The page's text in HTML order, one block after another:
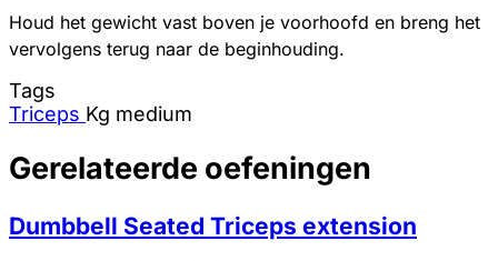
Houd het gewicht vast boven je voorhoofd en breng het
vervolgens terug naar de beginhouding.
Tags
Triceps Kg medium
Gerelateerde oefeningen
Dumbbell Seated Triceps extension